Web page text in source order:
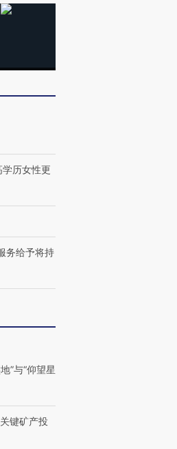
历女性更
务给予将持
”与“仰望星
键矿产投